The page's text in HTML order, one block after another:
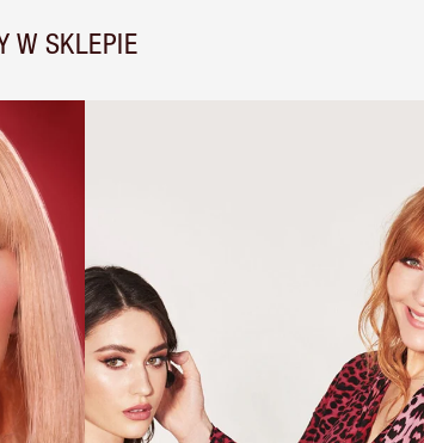
W SKLEPIE